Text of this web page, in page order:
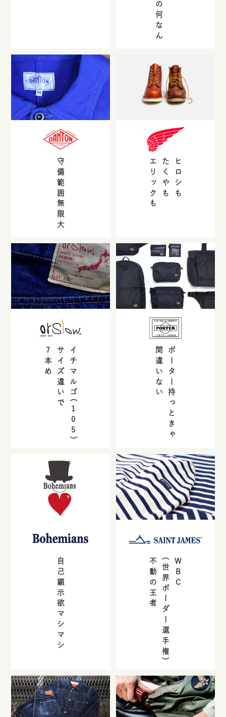
守備範囲無限大 ヒロシも
たくやも
エリックも
イチマルゴ(
105
)
サイズ違いで
7
本め ポーター持っときゃ
間違いない
自己顕示欲マシマシ WBC
(世界ボーダー選手権)
不動の王者